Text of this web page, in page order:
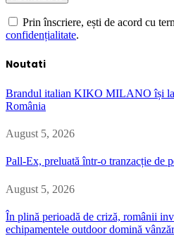
Prin înscriere, ești de acord cu
confidențialitate.
Noutati
Brandul italian KIKO MILANO își
România
August 5, 2026
Pall-Ex, preluată într-o tranzacție de
August 5, 2026
În plină perioadă de criză, românii
echipamentele outdoor domină